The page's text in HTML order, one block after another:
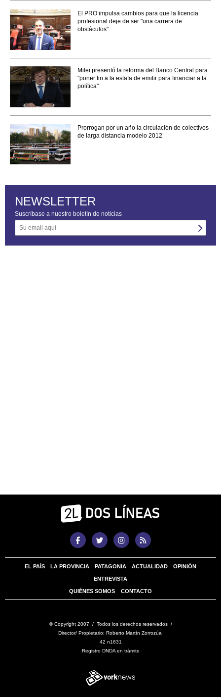
El PRO impulsa cambios para que la licencia
profesional deje de ser "una carrera de
obstáculos"
Milei presentó la reforma del Banco Central para
"poner fin a la estafa de emitir para financiar a la
política"
Prorrogan por un año la circulación de colectivos
de larga distancia modelo 2012
NEWSLETTER
Suscríbase a nuestro boletín de noticias
EL PAÍS LA PROVINCIA PATAGONIA ACTUALIDAD OPINIÓN
ENTREVISTA
QUIÉNES SOMOS CONTACTO
© Copyright 2007 / Todos los derechos reservados /
Director/ Propietario: Roberto Martín Zorrozúa
42 n1631
Registro DNDA en trámite